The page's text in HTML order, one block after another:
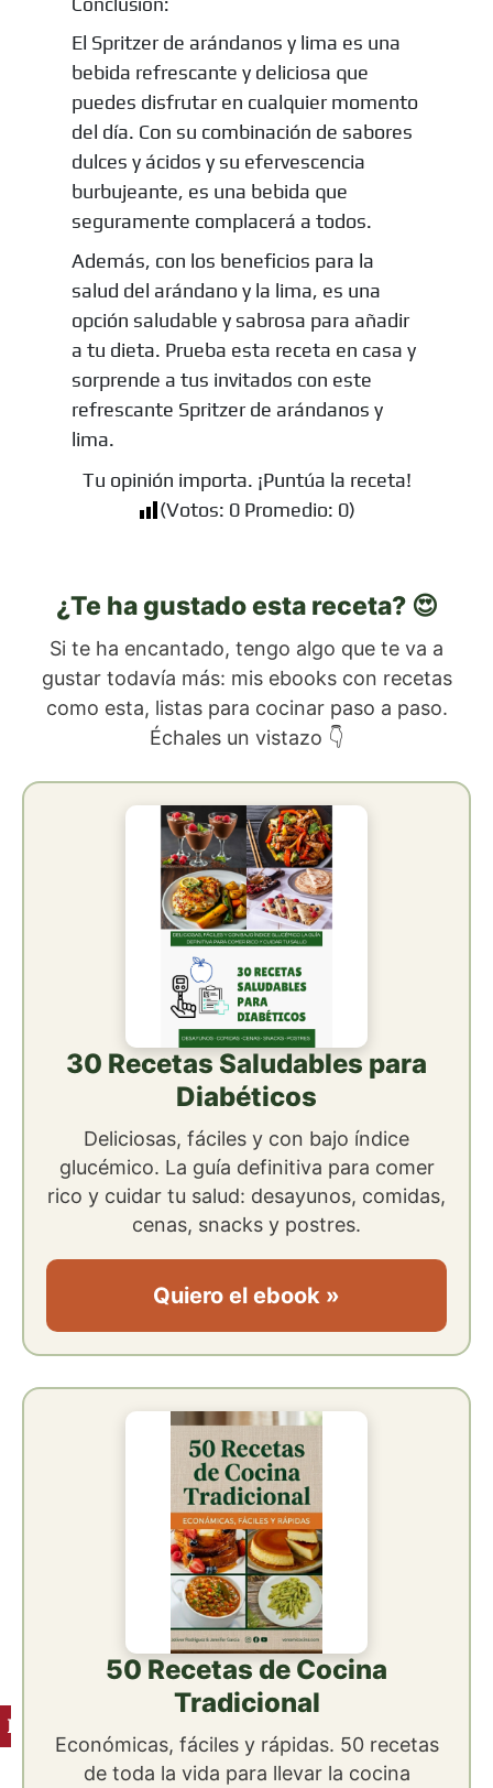
Ingredientes
El Spritzer de arándanos y lima es una
bebida refrescante y deliciosa que
puedes disfrutar en cualquier momento
del día. Con su combinación de sabores
dulces y ácidos y su efervescencia
burbujeante, es una bebida que
seguramente complacerá a todos.
Además, con los beneficios para la
salud del arándano y la lima, es una
opción saludable y sabrosa para añadir
a tu dieta. Prueba esta receta en casa y
sorprende a tus invitados con este
refrescante Spritzer de arándanos y
lima.
Tu opinión importa. ¡Puntúa la receta!
(Votos: 0 Promedio: 0)
¿Te ha gustado esta receta? 😍
Si te ha encantado, tengo algo que te va a
gustar todavía más: mis ebooks con recetas
como esta, listas para cocinar paso a paso.
Échales un vistazo 👇
30 Recetas Saludables para
Diabéticos
Deliciosas, fáciles y con bajo índice
glucémico. La guía definitiva para comer
rico y cuidar tu salud: desayunos, comidas,
cenas, snacks y postres.
Quiero el ebook »
50 Recetas de Cocina
Tradicional
Económicas, fáciles y rápidas. 50 recetas
de toda la vida para llevar la cocina